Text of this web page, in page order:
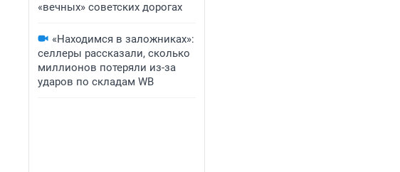
«вечных» советских дорогах
«Находимся в заложниках»:
селлеры рассказали, сколько
миллионов потеряли из-за
ударов по складам WB